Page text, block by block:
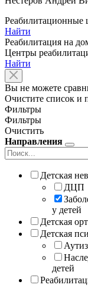
Реабилитационные
Найти
Реабилитация на
Центры
Найти
Вы не можете
Очистите список и
Фильтры
Фильтры
Очистить
Направления
Детская
ДЦП
у детей
Детская
Детская
детей